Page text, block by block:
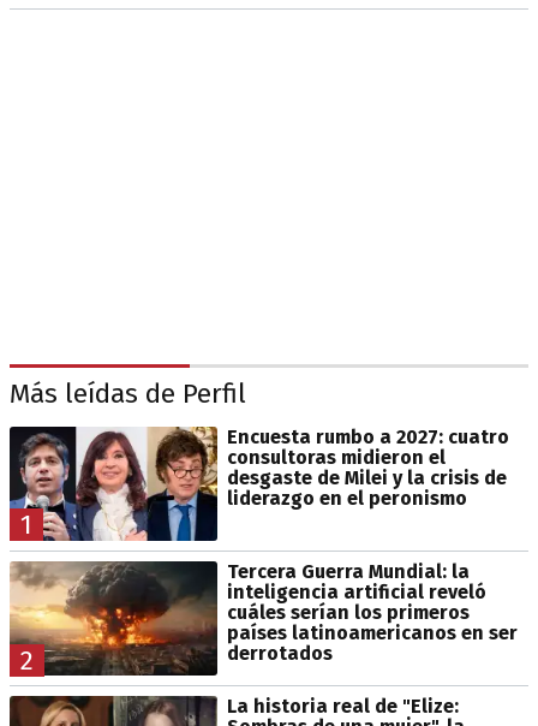
Más leídas de Perfil
1
Encuesta rumbo a 2027: cuatro
consultoras midieron el
desgaste de Milei y la crisis de
liderazgo en el peronismo
2
Tercera Guerra Mundial: la
inteligencia artificial reveló
cuáles serían los primeros
países latinoamericanos en ser
derrotados
La historia real de "Elize: